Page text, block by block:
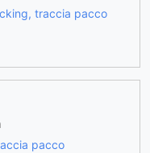
traccia pacco
pacco